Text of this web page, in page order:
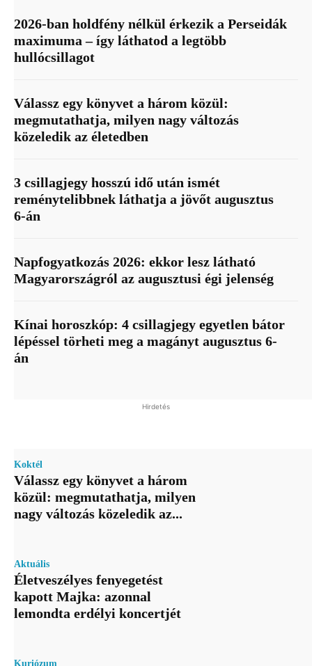
2026-ban holdfény nélkül érkezik a Perseidák
maximuma – így láthatod a legtöbb
hullócsillagot
Válassz egy könyvet a három közül:
megmutathatja, milyen nagy változás
közeledik az életedben
3 csillagjegy hosszú idő után ismét
reménytelibbnek láthatja a jövőt augusztus
6-án
Napfogyatkozás 2026: ekkor lesz látható
Magyarországról az augusztusi égi jelenség
Kínai horoszkóp: 4 csillagjegy egyetlen bátor
lépéssel törheti meg a magányt augusztus 6-
án
Hirdetés
Koktél
Válassz egy könyvet a három
közül: megmutathatja, milyen
nagy változás közeledik az...
Aktuális
Életveszélyes fenyegetést
kapott Majka: azonnal
lemondta erdélyi koncertjét
Kuriózum